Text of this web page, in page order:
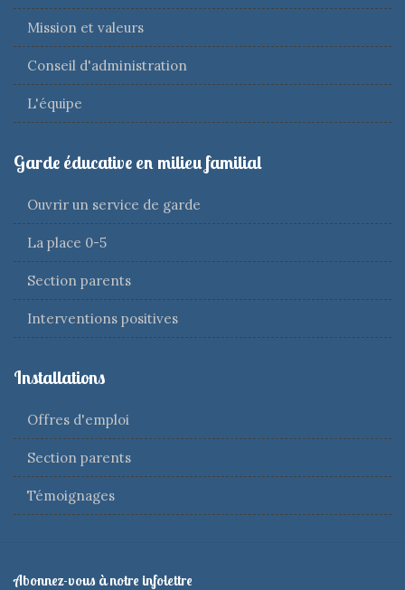
Mission et valeurs
Conseil d'administration
L'équipe
Garde éducative en milieu familial
Ouvrir un service de garde
La place 0-5
Section parents
Interventions positives
Installations
Offres d'emploi
Section parents
Témoignages
Abonnez-vous à notre infolettre